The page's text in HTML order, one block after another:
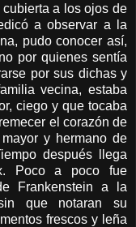
a los ojos de
a observar a la
pudo conocer así,
por quienes sentía
por sus dichas y
vecina, estaba
ciego y que tocaba
el corazón de
y hermano de
después llega
Poco a poco fue
Frankenstein a la
que notaran su
frescos y leña